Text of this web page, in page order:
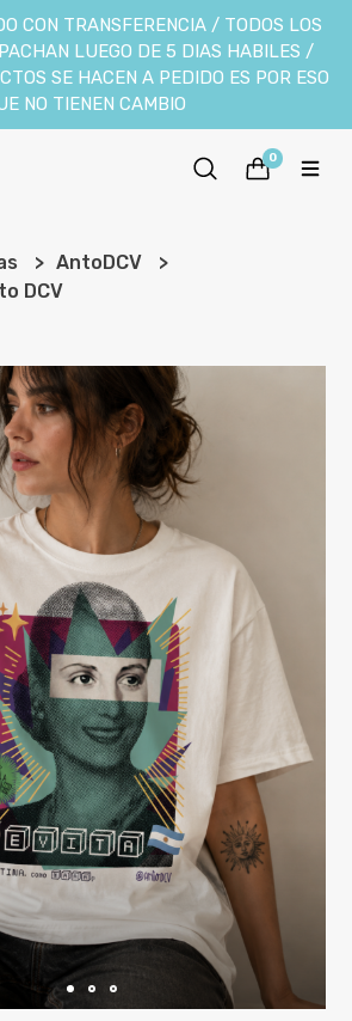
CON TRANSFERENCIA / TODOS LOS
LUEGO DE 5 DIAS HABILES /
SE HACEN A PEDIDO ES POR ESO
NO TIENEN CAMBIO
0
AntoDCV
DCV